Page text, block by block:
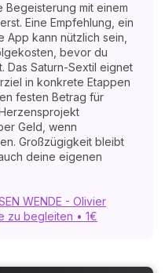
mit einem
Eine Empfehlung, ein
kann nützlich sein,
bevor du
Das Saturn-Sextil eignet
in konkrete Etappen
festen Betrag für
Geld, wenn
Großzügigkeit bleibt
deine eigenen
WENDE - Olivier
zu begleiten • 1€